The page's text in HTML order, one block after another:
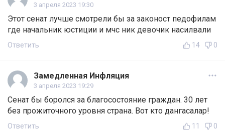
3 апреля 2023 19:30
Этот сенат лучше смотрели бы за законост педофилам
где начальник юстиции и мчс ник девочик насилвали
Ответить 14 0
Замедленная Инфляция
3 апреля 2023 19:29
Сенат бы боролся за благосостояние граждан. 30 лет
без прожиточного уровня страна. Вот кто дангасалар!
Ответить 11 0